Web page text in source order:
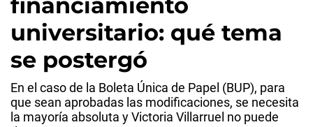
universitario: qué tema
se postergó
En el caso de la Boleta Única de Papel (BUP), para
que sean aprobadas las modificaciones, se necesita
la mayoría absoluta y Victoria Villarruel no puede